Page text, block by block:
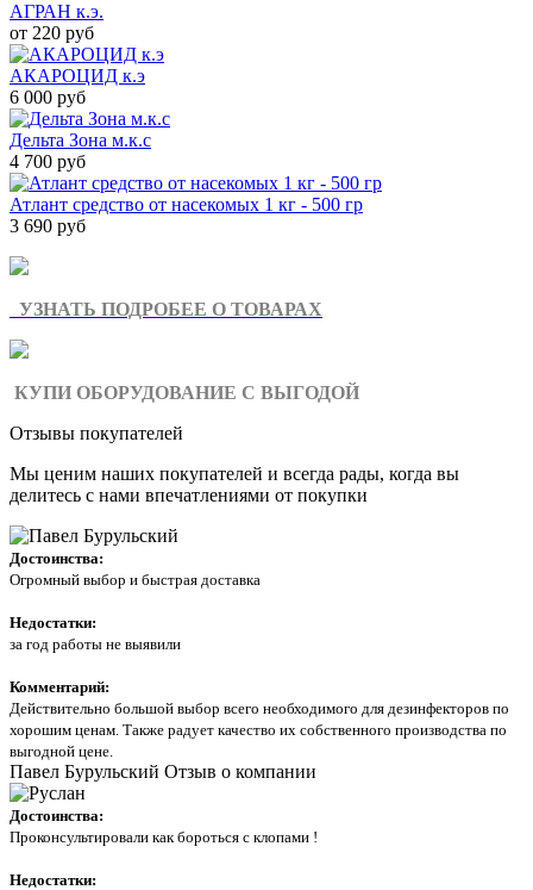
АГРАН к.э.
от 220 руб
АКАРОЦИД к.э
6 000 руб
Дельта Зона м.к.с
4 700 руб
Атлант средство от насекомых 1 кг - 500 гр
3 690 руб
УЗНАТЬ ПОДРОБЕЕ О ТОВАРАХ
КУПИ ОБОРУДОВАНИЕ С ВЫГОДОЙ
Отзывы покупателей
Мы ценим наших покупателей и всегда рады, когда вы
делитесь с нами впечатлениями от покупки
Достоинства:
Огромный выбор и быстрая доставка
Недостатки:
за год работы не выявили
Комментарий:
Действительно большой выбор всего необходимого для дезинфекторов по
хорошим ценам. Также радует качество их собственного производства по
выгодной цене.
Павел Бурульский Отзыв о компании
Достоинства:
Проконсультировали как бороться с клопами !
Недостатки: